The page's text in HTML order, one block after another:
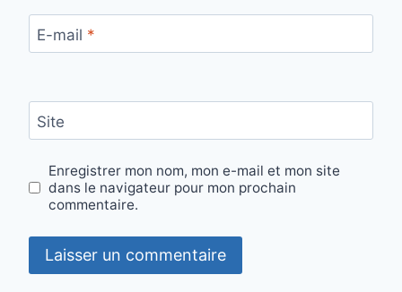
E-mail *
Site
Enregistrer mon nom, mon e-mail et mon site
dans le navigateur pour mon prochain
commentaire.